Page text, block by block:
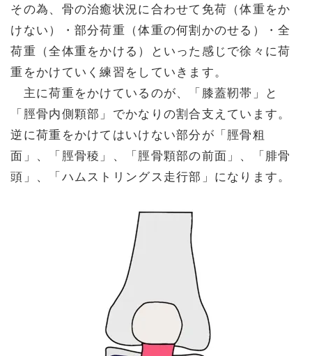
その為、骨の治癒状況に合わせて免荷（体重をか
けない）・部分荷重（体重の何割かのせる）・全
荷重（全体重をかける）といった感じで徐々に荷
重をかけていく練習をしていきます。
主に荷重をかけているのが、「膝蓋靭帯」と
「脛骨内側顆部」でかなりの割合支えています。
逆に荷重をかけてはいけない部分が「脛骨粗
面」、「脛骨稜」、「脛骨顆部の前面」、「腓骨
頭」、「ハムストリングス走行部」になります。